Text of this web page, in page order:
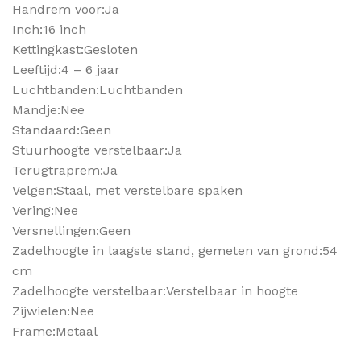
Handrem voor:Ja
Inch:16 inch
Kettingkast:Gesloten
Leeftijd:4 – 6 jaar
Luchtbanden:Luchtbanden
Mandje:Nee
Standaard:Geen
Stuurhoogte verstelbaar:Ja
Terugtraprem:Ja
Velgen:Staal, met verstelbare spaken
Vering:Nee
Versnellingen:Geen
Zadelhoogte in laagste stand, gemeten van grond:54
cm
Zadelhoogte verstelbaar:Verstelbaar in hoogte
Zijwielen:Nee
Frame:Metaal